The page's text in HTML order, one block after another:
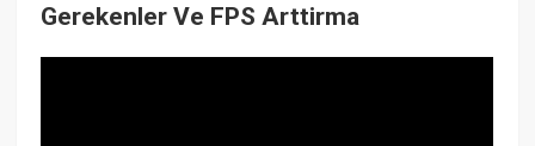
Gerekenler Ve FPS Arttirma